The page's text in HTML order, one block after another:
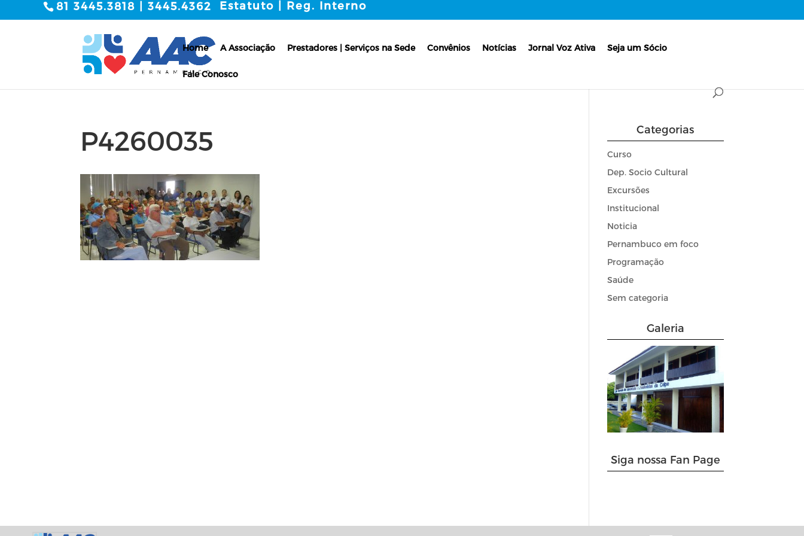
81 3445.3818 | 3445.4362 Estatuto | Reg. Interno
Home A Associação Prestadores | Serviços na Sede Convênios Notícias Jornal Voz Ativa Seja um Sócio
Fale Conosco
P4260035 Categorias
Curso
Dep. Socio Cultural
Excursões
Institucional
Noticia
Pernambuco em foco
Programação
Saúde
Sem categoria
Galeria
Siga nossa Fan Page